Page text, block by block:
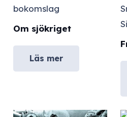
Om sjökriget
Läs mer